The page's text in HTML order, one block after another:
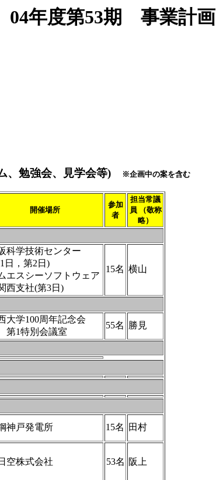
04年度第53期 事業計画
、勉強会、見学会等) ※企画中の案を含む
開催場所
参加
者
担当常議
員 （敬称
略）
科学技術センター
日，第2日)
エスシーソフトウェア
西支社(第3日)
15名 横山
大学100周年記念会
1特別会議室
55名 勝見
神戸発電所 15名 田村
空株式会社 53名 阪上